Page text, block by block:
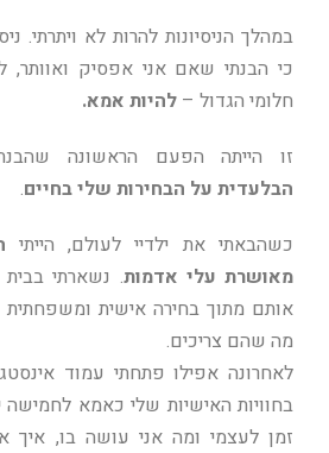
במהלך הניסיונות להרות לא ויתרתי.
כי הבנתי שאם אני אפסיק
חלומי הגדול – להיות אמא.
זו הייתה הפעם הראשונה
הבלעדית על הבחירות שלי בחיים.
כשהבאתי את ילדיי לעולם, הייתי
מאושרת עלי אדמות. נשארתי
אותם מתוך בחירה אישית
מה שהם צריכים.
לאחרונה אפילו פתחתי עמוד
בחוויות האישיות שלי כאמא לחמישה
זמן לעצמי ומה אני עושה בו, איך